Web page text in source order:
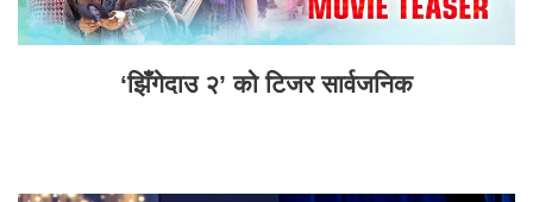
‘झिँगेदाउ २’ को टिजर सार्वजनिक